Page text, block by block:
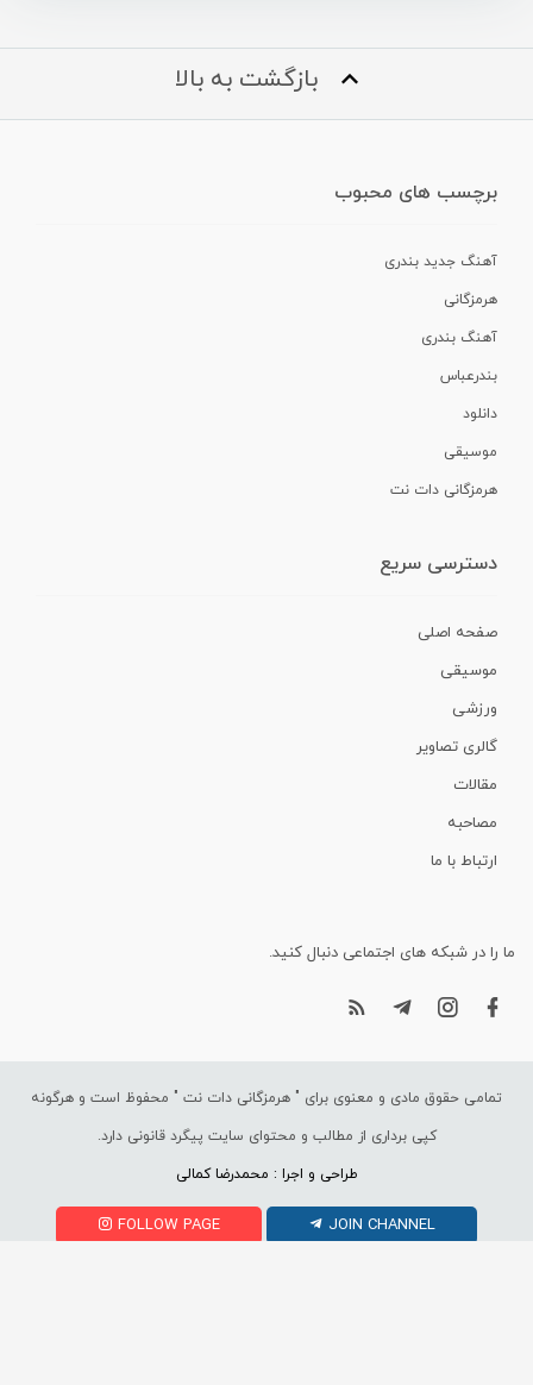
بازگشت به بالا
برچسب های محبوب
آهنگ جدید بندری
هرمزگانی
آهنگ بندری
بندرعباس
دانلود
موسیقی
هرمزگانی دات نت
دسترسی سریع
صفحه اصلی
موسیقی
ورزشی
گالری تصاویر
مقالات
مصاحبه
ارتباط با ما
ما را در شبکه های اجتماعی دنبال کنید.
تمامی حقوق مادی و معنوی برای " هرمزگانی دات نت " محفوظ است و هرگونه
کپی برداری از مطالب و محتوای سایت پیگرد قانونی دارد.
طراحی و اجرا : محمدرضا کمالی
FOLLOW PAGE JOIN CHANNEL